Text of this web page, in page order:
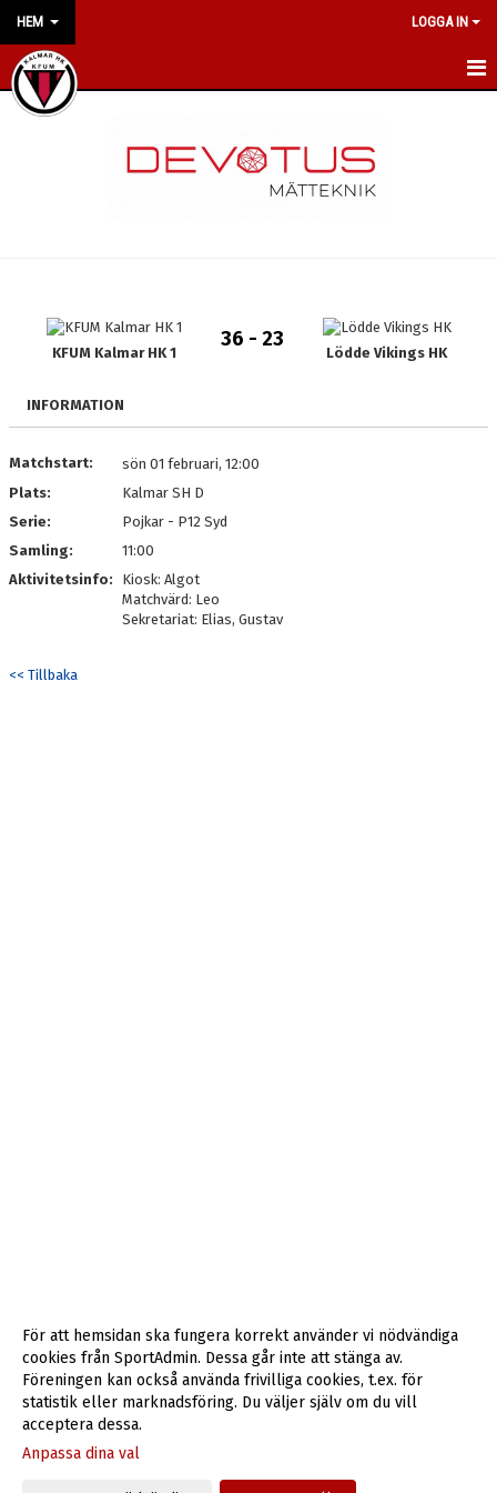
HEM LOGGA IN
HEM
KONTAKT
KALENDER
VÅRA LAG/TRÄNARE
MATCHER
LIVESCORE
KFUM Kalmar HK 1
36 - 23
Lödde Vikings HK
INFORMATION
Matchstart:
sön 01 februari, 12:00
Plats:
Kalmar SH D
Serie:
Pojkar - P12 Syd
Samling:
11:00
Aktivitetsinfo:
Kiosk: Algot
Matchvärd: Leo
Sekretariat: Elias, Gustav
<< Tillbaka
Gå till Webbversion
För att hemsidan ska fungera korrekt använder vi nödvändiga
cookies från SportAdmin. Dessa går inte att stänga av.
Föreningen kan också använda frivilliga cookies, t.ex. för
statistik eller marknadsföring. Du väljer själv om du vill
acceptera dessa.
Anpassa dina val